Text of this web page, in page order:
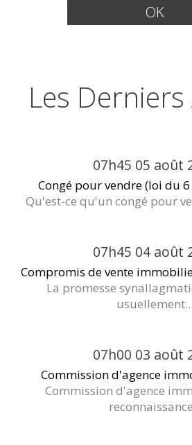
Les
07h45 05 août
Congé pour vendre (loi du
Qu'est-ce qu'un congé pour
07h45 04 août
Compromis de vente
La promesse
usuellement...
07h00 03 août
Commission d'agence
Commission d'agence